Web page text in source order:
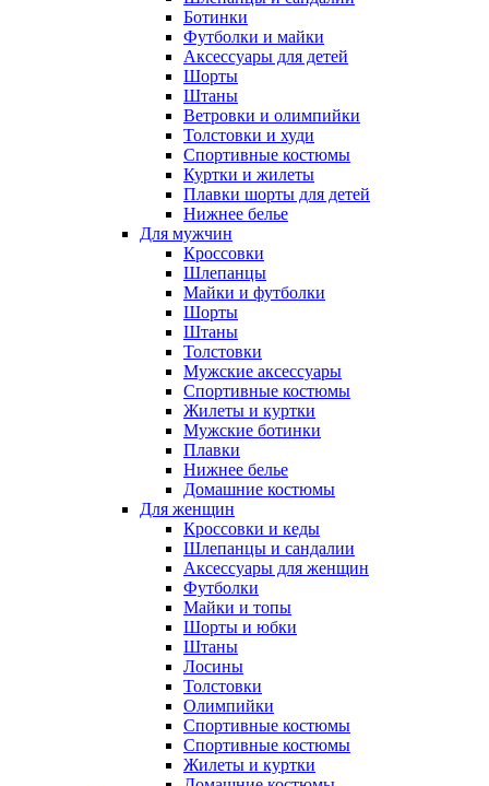
Ботинки
Футболки и майки
Аксессуары для детей
Шорты
Штаны
Ветровки и олимпийки
Толстовки и худи
Спортивные костюмы
Куртки и жилеты
Плавки шорты для детей
Нижнее белье
Для мужчин
Кроссовки
Шлепанцы
Майки и футболки
Шорты
Штаны
Толстовки
Мужские аксессуары
Спортивные костюмы
Жилеты и куртки
Мужские ботинки
Плавки
Нижнее белье
Домашние костюмы
Для женщин
Кроссовки и кеды
Шлепанцы и сандалии
Аксессуары для женщин
Футболки
Майки и топы
Шорты и юбки
Штаны
Лосины
Толстовки
Олимпийки
Спортивные костюмы
Спортивные костюмы
Жилеты и куртки